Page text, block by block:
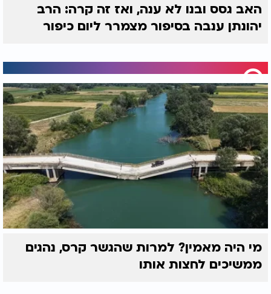
האב גסס ובנו לא ענה, ואז זה קרה: הרב
יהונתן ענבה בסיפור מצמרר ליום כיפור
מי היה מאמין? למרות שהגשר קרס, נהגים
ממשיכים לחצות אותו